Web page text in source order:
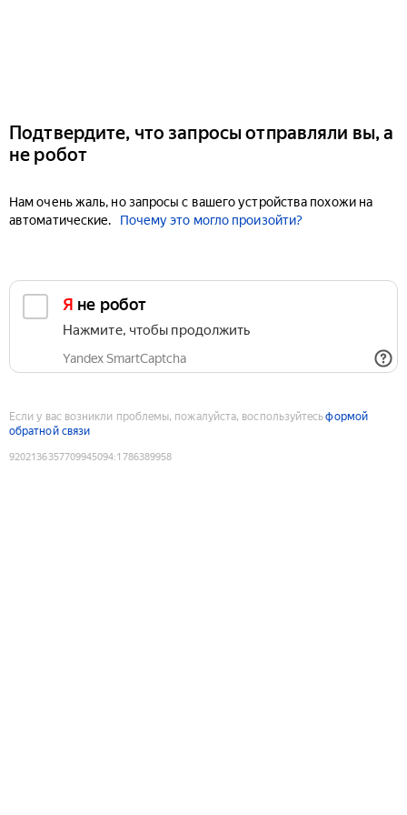
Подтвердите, что запросы отправляли вы, а
не робот
Нам очень жаль, но запросы с вашего устройства похожи на
автоматические.
Почему это могло произойти?
Я не робот
Нажмите, чтобы продолжить
Yandex SmartCaptcha
Если у вас возникли проблемы, пожалуйста, воспользуйтесьформой
обратной связи
9202136357709945094:1786389958